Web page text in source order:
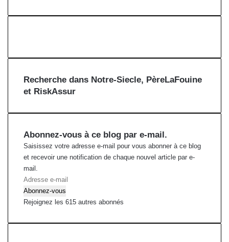
Recherche dans Notre-Siecle, PèreLaFouine
et RiskAssur
Abonnez-vous à ce blog par e-mail.
Saisissez votre adresse e-mail pour vous abonner à ce blog
et recevoir une notification de chaque nouvel article par e-
mail.
A
d
r
s
Abonnez-vous
Rejoignez les 615 autres abonnés